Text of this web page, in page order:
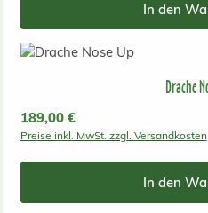
In den
Drache
Regulärer Preis:
189,00 €
Preise inkl. MwSt. zzgl. Versandkosten
In den